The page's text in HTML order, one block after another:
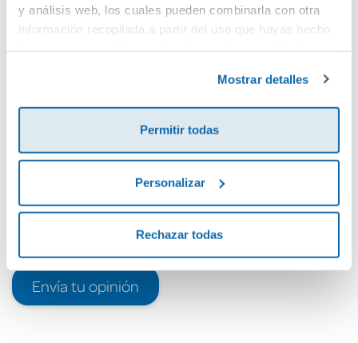
y análisis web, los cuales pueden combinarla con otra
información recopilada a partir del uso que hayas hecho
Mostrar detalles
Permitir todas
Personalizar
Rechazar todas
Cuéntanos tu opinión
Envía tu opinión